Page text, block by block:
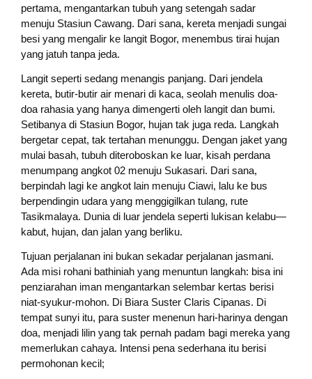
pertama, mengantarkan tubuh yang setengah sadar
menuju Stasiun Cawang. Dari sana, kereta menjadi sungai
besi yang mengalir ke langit Bogor, menembus tirai hujan
yang jatuh tanpa jeda.
Langit seperti sedang menangis panjang. Dari jendela
kereta, butir-butir air menari di kaca, seolah menulis doa-
doa rahasia yang hanya dimengerti oleh langit dan bumi.
Setibanya di Stasiun Bogor, hujan tak juga reda. Langkah
bergetar cepat, tak tertahan menunggu. Dengan jaket yang
mulai basah, tubuh diteroboskan ke luar, kisah perdana
menumpang angkot 02 menuju Sukasari. Dari sana,
berpindah lagi ke angkot lain menuju Ciawi, lalu ke bus
berpendingin udara yang menggigilkan tulang, rute
Tasikmalaya. Dunia di luar jendela seperti lukisan kelabu—
kabut, hujan, dan jalan yang berliku.
Tujuan perjalanan ini bukan sekadar perjalanan jasmani.
Ada misi rohani bathiniah yang menuntun langkah: bisa ini
penziarahan iman mengantarkan selembar kertas berisi
niat-syukur-mohon. Di Biara Suster Claris Cipanas. Di
tempat sunyi itu, para suster menenun hari-harinya dengan
doa, menjadi lilin yang tak pernah padam bagi mereka yang
memerlukan cahaya. Intensi pena sederhana itu berisi
permohonan kecil;